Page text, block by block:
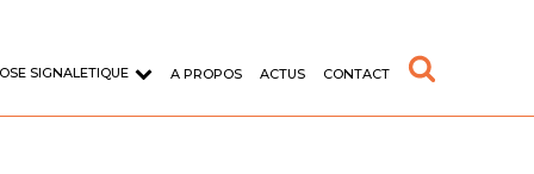
SIGNALETIQUE A PROPOS ACTUS CONTACT